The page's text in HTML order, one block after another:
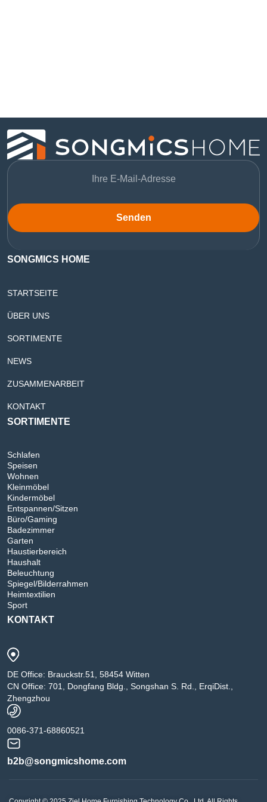
Senden
SONGMICS HOME
STARTSEITE
ÜBER UNS
SORTIMENTE
NEWS
ZUSAMMENARBEIT
KONTAKT
SORTIMENTE
Schlafen
Speisen
Wohnen
Kleinmöbel
Kindermöbel
Entspannen/Sitzen
Büro/Gaming
Badezimmer
Garten
Haustierbereich
Haushalt
Beleuchtung
Spiegel/Bilderrahmen
Heimtextilien
Sport
KONTAKT
DE Office: Brauckstr.51, 58454 Witten
CN Office: 701, Dongfang Bldg., Songshan S. Rd., ErqiDist.,
Zhengzhou
0086-371-68860521
b2b@songmicshome.com